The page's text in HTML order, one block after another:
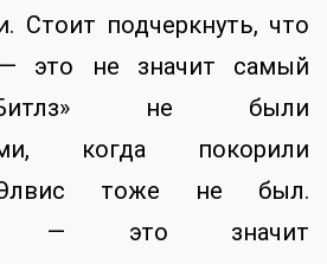
Стоит подчеркнуть, что
— это не значит самый
не были
когда покорили
тоже не был.
— это значит